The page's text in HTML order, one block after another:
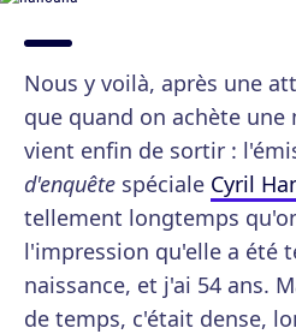
Nous y voilà, après une
que quand on achète une
vient enfin de sortir :
d'enquête spéciale Cyril
tellement longtemps
l'impression qu'elle a été
naissance, et j'ai 54 ans.
de temps, c'était dense,